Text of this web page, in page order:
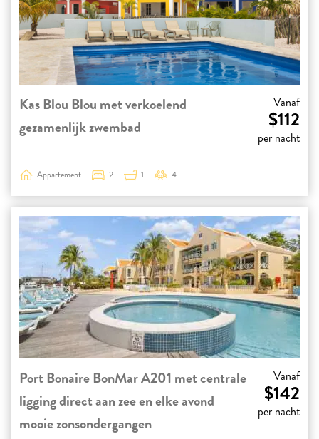
Kas Blou Blou met verkoelend
gezamenlijk zwembad
Vanaf
$112
per nacht
Appartement 2 1 4
Port Bonaire BonMar A201 met centrale
ligging direct aan zee en elke avond
mooie zonsondergangen
Vanaf
$142
per nacht